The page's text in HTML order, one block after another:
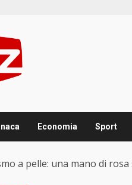
Economia Sport
a pelle: una mano di